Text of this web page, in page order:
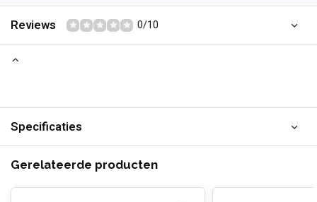
Reviews 0/10
Specificaties
Gerelateerde producten